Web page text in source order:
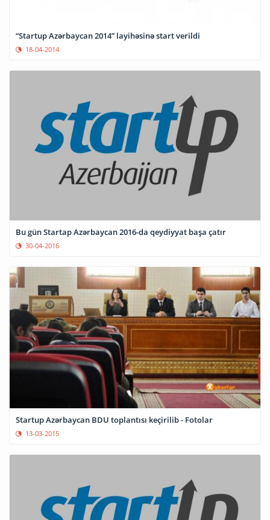
“Startup Azərbaycan 2014” layihəsinə start verildi
18-04-2014
Bu gün Startap Azərbaycan 2016-da qeydiyyat başa çatır
30-04-2016
Startup Azərbaycan BDU toplantısı keçirilib - Fotolar
13-03-2015